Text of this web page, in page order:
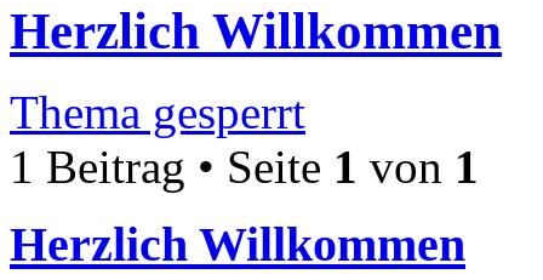
Herzlich Willkommen
Thema gesperrt
1 Beitrag • Seite 1 von 1
Herzlich Willkommen